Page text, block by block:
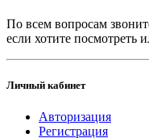
По всем вопросам
если хотите посмотреть
Личный кабинет
Авторизация
Регистрация